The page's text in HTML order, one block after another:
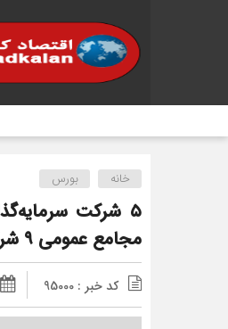
خانه بورس
۵ شرکت
مجامع عمومی ۹ شرکت سرمایه‌گذاری استانی سهام عدالت برگزار شده است
کد خبر : 95000